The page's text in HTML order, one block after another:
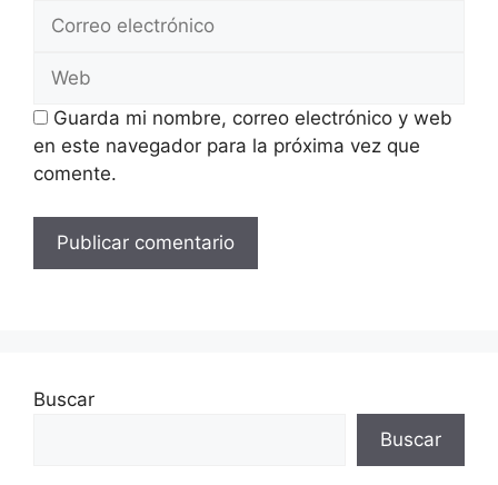
Correo
Web
Guarda mi nombre, correo electrónico y web
en este navegador para la próxima vez que
comente.
Buscar
Buscar